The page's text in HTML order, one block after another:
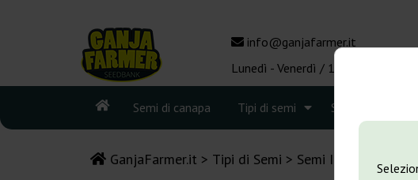
info@ganjafarmer.it
Lunedì - Venerdì / 10:00 - 16:00
Semi di canapa Tipi di semi Seedbank
GanjaFarmer.it Tipi di Semi Semi Indica